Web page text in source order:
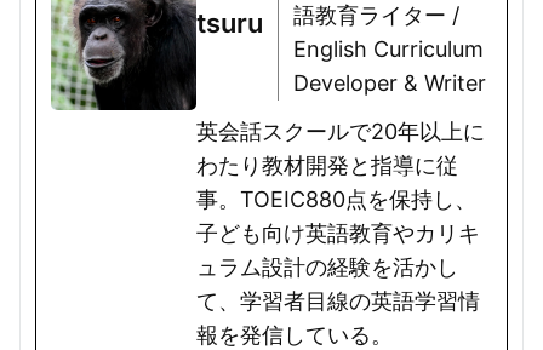
tsuru
語教育ライター /
English Curriculum
Developer & Writer
英会話スクールで20年以上に
わたり教材開発と指導に従
事。TOEIC880点を保持し、
子ども向け英語教育やカリキ
ュラム設計の経験を活かし
て、学習者目線の英語学習情
報を発信している。